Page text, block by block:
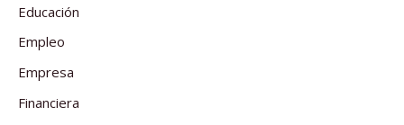
Educación
Empleo
Empresa
Financiera